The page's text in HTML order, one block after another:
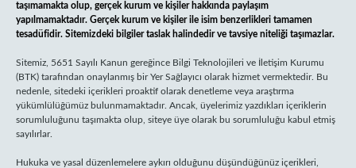
taşımamakta olup, gerçek kurum ve kişiler hakkında paylaşım
yapılmamaktadır. Gerçek kurum ve kişiler ile isim benzerlikleri tamamen
tesadüfidir. Sitemizdeki bilgiler taslak halindedir ve tavsiye niteliği taşımazlar.
Sitemiz, 5651 Sayılı Kanun gereğince Bilgi Teknolojileri ve İletişim Kurumu
(BTK) tarafından onaylanmış bir Yer Sağlayıcı olarak hizmet vermektedir. Bu
nedenle, sitedeki içerikleri proaktif olarak denetleme veya araştırma
yükümlülüğümüz bulunmamaktadır. Ancak, üyelerimiz yazdıkları içeriklerin
sorumluluğunu taşımakta olup, siteye üye olarak bu sorumluluğu kabul etmiş
sayılırlar.
Hukuka ve yasal düzenlemelere aykırı olduğunu düşündüğünüz içerikleri,